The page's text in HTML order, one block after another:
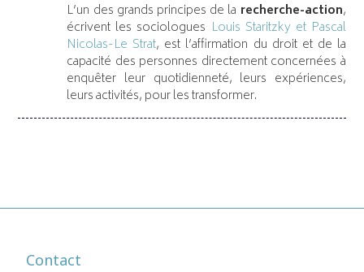
L’un des grands principes de la recherche-action,
écrivent les sociologues Louis Staritzky et Pascal
Nicolas-Le Strat, est l’affirmation du droit et de la
capacité des personnes directement concernées à
enquêter leur quotidienneté, leurs expériences,
leurs activités, pour les transformer.
Contact